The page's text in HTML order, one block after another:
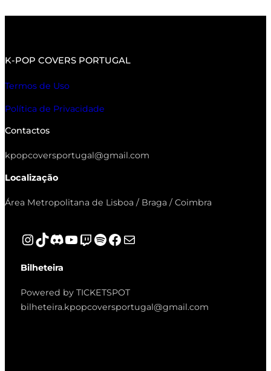
K-POP COVERS PORTUGAL
Termos de Uso
Política de Privacidade
Contactos
kpopcoversportugal@gmail.com
Localização
Área Metropolitana de Lisboa / Braga / Coimbra
Instagram
TikTok
Discord
YouTube
Twitch
Spotify
Facebook
Mail
Bilheteira
Powered by TICKETSPOT
bilheteira.kpopcoversportugal@gmail.com